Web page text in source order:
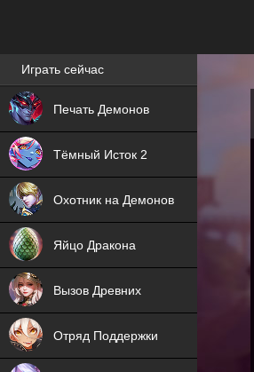
Лучшие игры онлайн
Играть сейчас
Печать Демонов
NEW
Тёмный Исток 2
NEW
Охотник на Демонов
ХИТ
Яйцо Дракона
NEW
Вызов Древних
ХИТ
Отряд Поддержки
ХИТ